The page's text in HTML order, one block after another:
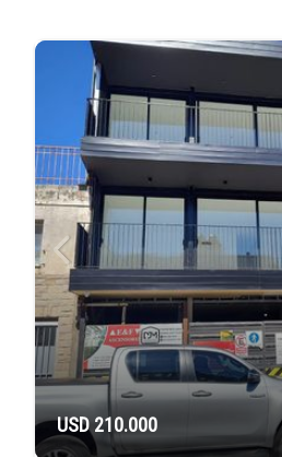
USD 210.000